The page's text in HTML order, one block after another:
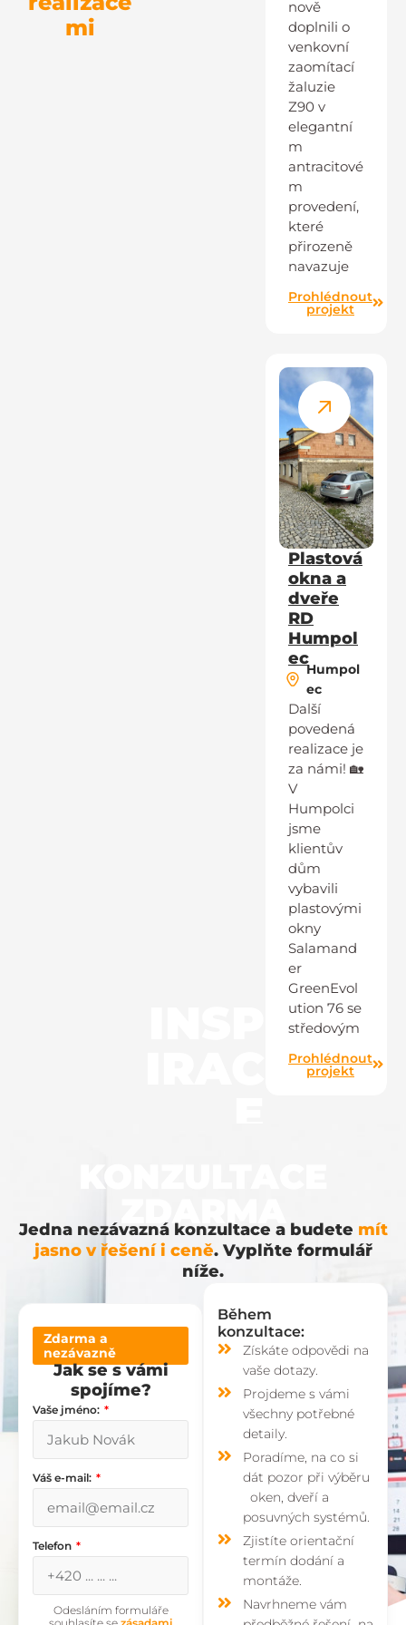
mi
nově
doplnili o
venkovní
zaomítací
žaluzie
Z90 v
elegantní
m
antracitové
m
provedení,
které
přirozeně
navazuje
Prohlédnout
projekt
Plastová
okna a
dveře
RD
Humpol
ec
Humpol
ec
Další
povedená
realizace je
za námi! 🏡
V
Humpolci
jsme
klientův
dům
vybavili
plastovými
okny
Salamand
er
GreenEvol
ution 76 se
středovým
Prohlédnout
projekt
ZDARMA
Jedna nezávazná konzultace a budete mít
jasno v řešení i ceně. Vyplňte formulář
níže.
Zdarma a
nezávazně
Jak se s vámi
spojíme?
Vaše jméno:
Váš e-mail:
Telefon
Odesláním formuláře
Během
konzultace:
Získáte odpovědi na
vaše dotazy.
Projdeme s vámi
všechny potřebné
detaily.
Poradíme, na co si
dát pozor při výběru
oken, dveří a
posuvných systémů.
Zjistíte orientační
termín dodání a
montáže.
Navrhneme vám